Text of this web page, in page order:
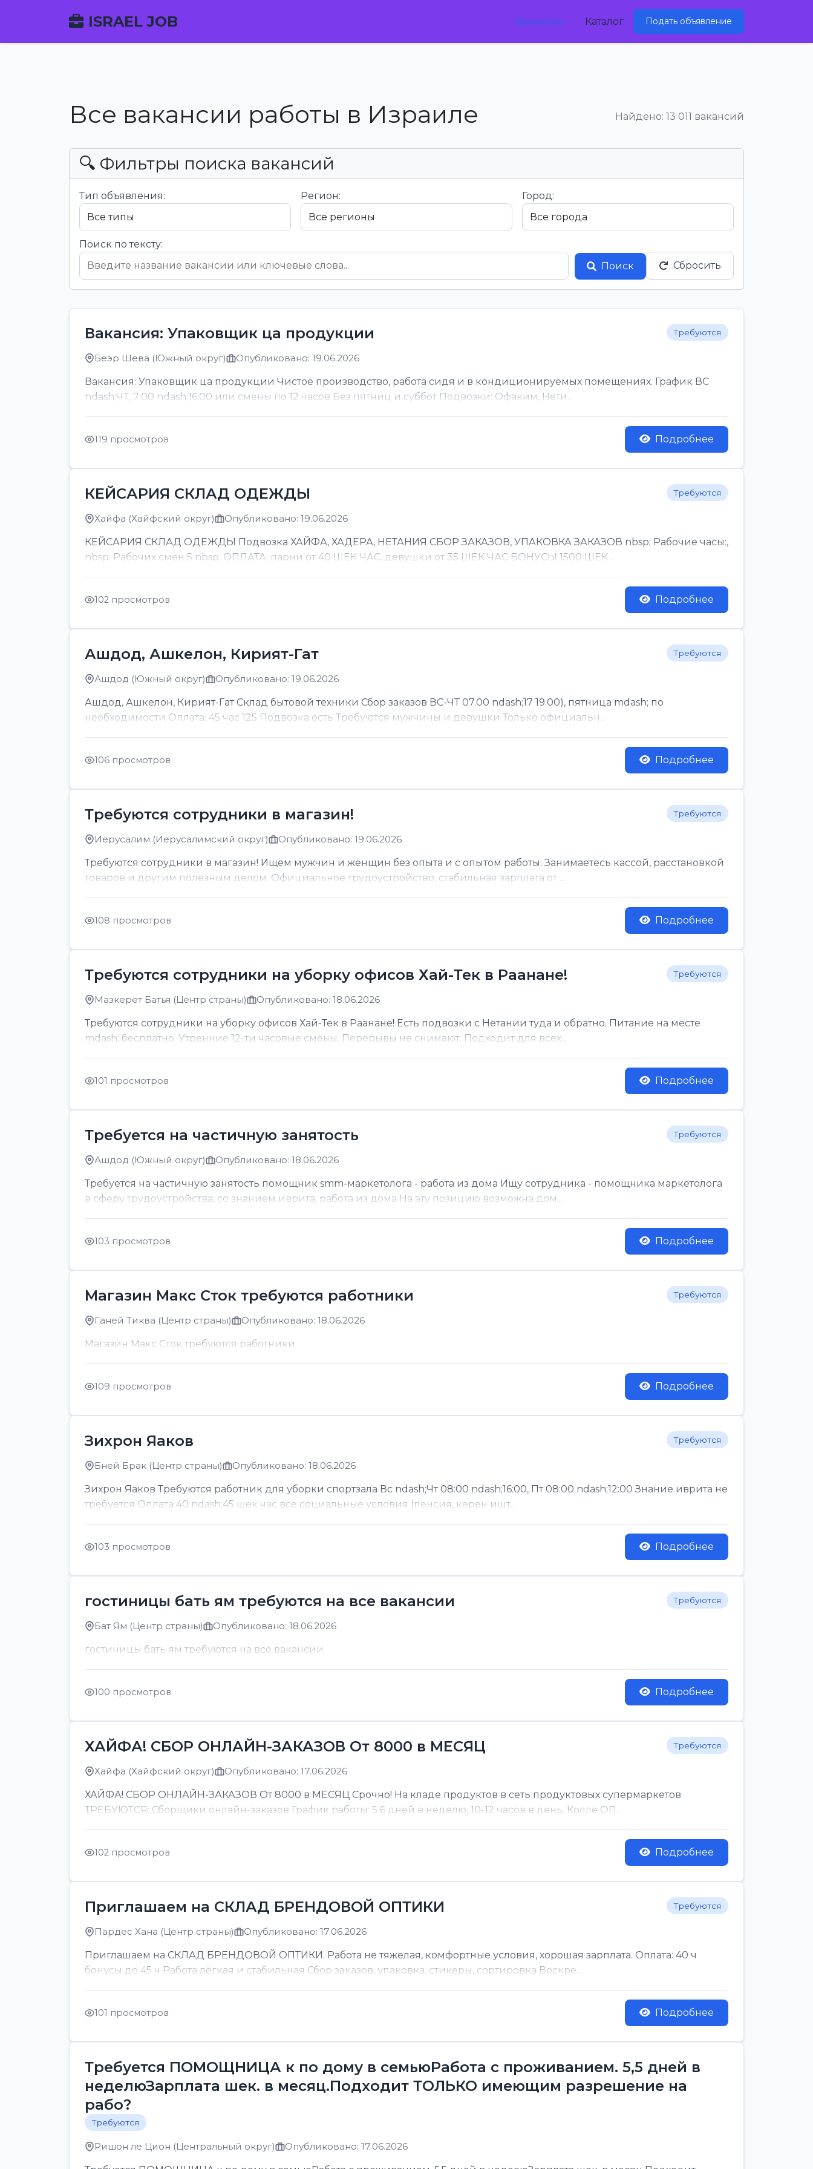
ISRAEL JOB Вакансии Каталог Подать объявление
Все вакансии работы в Израиле Найдено: 13 011 вакансий
🔍 Фильтры поиска вакансий
Тип объявления: Регион: Город:
Поиск по тексту:
Поиск
Сбросить
Вакансия: Упаковщик ца продукции Требуются
Беэр Шева (Южный округ) Опубликовано: 19.06.2026
Вакансия: Упаковщик ца продукции Чистое производство, работа сидя и в кондиционируемых помещениях. График ВС
ndash;ЧТ, 7:00 ndash;16:00 или смены по 12 часов Без пятниц и суббот Подвозки: Офаким, Нети...
119 просмотров Подробнее
КЕЙСАРИЯ СКЛАД ОДЕЖДЫ Требуются
Хайфа (Хайфский округ) Опубликовано: 19.06.2026
КЕЙСАРИЯ СКЛАД ОДЕЖДЫ Подвозка ХАЙФА, ХАДЕРА, НЕТАНИЯ СБОР ЗАКАЗОВ, УПАКОВКА ЗАКАЗОВ nbsp; Рабочие часы:,
nbsp; Рабочих смен 5 nbsp; ОПЛАТА: парни от 40 ШЕК ЧАС, девушки от 35 ШЕК ЧАС БОНУСЫ 1500 ШЕК ...
102 просмотров Подробнее
Ашдод, Ашкелон, Кирият-Гат Требуются
Ашдод (Южный округ) Опубликовано: 19.06.2026
Ашдод, Ашкелон, Кирият-Гат Склад бытовой техники Сбор заказов ВС-ЧТ 07.00 ndash;17 19.00), пятница mdash; по
необходимости Оплата: 45 час 125 Подвозка есть Требуются мужчины и девушки Только официальн...
106 просмотров Подробнее
Требуются сотрудники в магазин! Требуются
Иерусалим (Иерусалимский округ) Опубликовано: 19.06.2026
Требуются сотрудники в магазин! Ищем мужчин и женщин без опыта и с опытом работы. Занимаетесь кассой, расстановкой
товаров и другим полезным делом. Официальное трудоустройство, стабильная зарплата от ...
108 просмотров Подробнее
Требуются сотрудники на уборку офисов Хай-Тек в Раанане! Требуются
Мазкерет Батья (Центр страны) Опубликовано: 18.06.2026
Требуются сотрудники на уборку офисов Хай-Тек в Раанане! Есть подвозки с Нетании туда и обратно. Питание на месте
mdash; бесплатно. Утренние 12-ти часовые смены. Перерывы не снимают. Подходит для всех...
101 просмотров Подробнее
Требуется на частичную занятость Требуются
Ашдод (Южный округ) Опубликовано: 18.06.2026
Требуется на частичную занятость помощник smm-маркетолога - работа из дома Ищу сотрудника - помощника маркетолога
в сферу трудоустройства, со знанием иврита, работа из дома На эту позицию возможна дом...
103 просмотров Подробнее
Магазин Макс Сток требуются работники Требуются
Ганей Тиква (Центр страны) Опубликовано: 18.06.2026
Магазин Макс Сток требуются работники
109 просмотров Подробнее
Зихрон Яаков Требуются
Бней Брак (Центр страны) Опубликовано: 18.06.2026
Зихрон Яаков Требуются работник для уборки спортзала Вс ndash;Чт 08:00 ndash;16:00, Пт 08:00 ndash;12:00 Знание иврита не
требуется Оплата 40 ndash;45 шек час все социальные условия (пенсия, керен ишт...
103 просмотров Подробнее
гостиницы бать ям требуются на все вакансии Требуются
Бат Ям (Центр страны) Опубликовано: 18.06.2026
гостиницы бать ям требуются на все вакансии
100 просмотров Подробнее
ХАЙФА! СБОР ОНЛАЙН-ЗАКАЗОВ От 8000 в МЕСЯЦ Требуются
Хайфа (Хайфский округ) Опубликовано: 17.06.2026
ХАЙФА! СБОР ОНЛАЙН-ЗАКАЗОВ От 8000 в МЕСЯЦ Срочно! На кладе продуктов в сеть продуктовых супермаркетов
ТРЕБУЮТСЯ: Сборщики онлайн-заказов График работы: 5 6 дней в неделю, 10-12 часов в день. Колле ОП...
102 просмотров Подробнее
Приглашаем на СКЛАД БРЕНДОВОЙ ОПТИКИ Требуются
Пардес Хана (Центр страны) Опубликовано: 17.06.2026
Приглашаем на СКЛАД БРЕНДОВОЙ ОПТИКИ. Работа не тяжелая, комфортные условия, хорошая зарплата. Оплата: 40 ч
бонусы до 45 ч Работа лёгкая и стабильная Сбор заказов, упаковка, стикеры, сортировка Воскре...
101 просмотров Подробнее
Требуется ПОМОЩНИЦА к по дому в семьюРабота с проживанием. 5,5 дней в
неделюЗарплата шек. в месяц.Подходит ТОЛЬКО имеющим разрешение на
рабо?
Требуются
Ришон ле Цион (Центральный округ) Опубликовано: 17.06.2026